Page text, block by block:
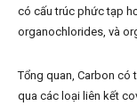
có cấu trúc phức tạp
organochlorides, và
Tổng quan, Carbon có
qua các loại liên kết